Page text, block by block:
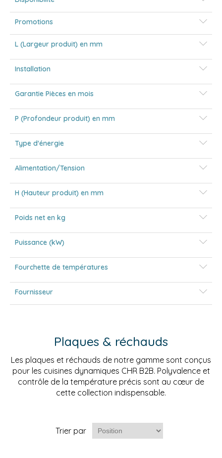
Promotions
L (Largeur produit) en mm
Installation
Garantie Pièces en mois
P (Profondeur produit) en mm
Type d'énergie
Alimentation/Tension
H (Hauteur produit) en mm
Poids net en kg
Puissance (kW)
Fourchette de températures
Fournisseur
Plaques & réchauds
Les plaques et réchauds de notre gamme sont conçus
pour les cuisines dynamiques CHR B2B. Polyvalence et
contrôle de la température précis sont au cœur de
cette collection indispensable.
Trier par